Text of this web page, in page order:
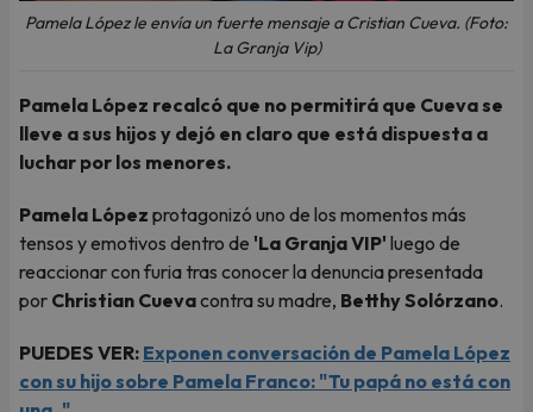
Pamela López le envía un fuerte mensaje a Cristian Cueva. (Foto:
La Granja Vip)
Pamela López recalcó que no permitirá que Cueva se
lleve a sus hijos y dejó en claro que está dispuesta a
luchar por los menores.
Pamela López protagonizó uno de los momentos más
tensos y emotivos dentro de 'La Granja VIP' luego de
reaccionar con furia tras conocer la denuncia presentada
por Christian Cuevacontra su madre, Betthy Solórzano.
PUEDES VER: Exponen conversación de Pamela López
con su hijo sobre Pamela Franco: "Tu papá no está con